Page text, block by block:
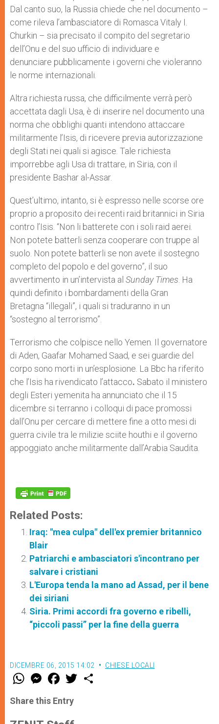
Dal canto suo, la Russia chiede che nel documento –
come rileva l’ambasciatore di Romasca Vitaly I.
Churkin – sia precisato il compito del segretario
dell’Onu e del suo ufficio di individuare e
denunciare pubblicamente i governi che violeranno
le norme internazionali.
Altra richiesta russa, che difficilmente verrà però
accettata dagli Usa, è di inserire nel documento una
norma che obblighi quanti intendono attaccare
militarmente l’Isis, di ricevere previa autorizzazione
degli Stati nei quali si agisce. Tale richiesta
imporrebbe agli Usa di trattare, in Siria, con il
presidente Bashar al-Assar.
Quest’ultimo, intanto, si è espresso nelle scorse ore
proprio a proposito dei recenti raid britannici in Siria
contro l’Isis. “Non li batterete con i soli raid aerei.
Non potete batterli senza cooperare con truppe al
suolo. Non potete batterli se non avete il sostegno
completo del popolo e del governo”, il suo
avvertimento in un’intervista al Sunday Times . Ha
quindi definito i bombardamenti della Gran
Bretagna “illegali”, i quali si traduranno in un
“sostegno al terrorismo”.
Terrorismo che colpisce nello Yemen. Il governatore
di Aden, Gaafar Mohamed Saad, e sei guardie del
corpo sono morti in un’esplosione. La Bbc ha riferito
che l’Isis ha rivendicato l’attacco​. Sabato il ministero
degli Esteri yemenita ha annunciato che il 15
dicembre si terranno i colloqui di pace promossi
dall’Onu per cercare di mettere fine a otto mesi di
guerra civile tra le milizie sciite houthi e il governo
appoggiato anche militarmente dall’Arabia Saudita.
Related Posts:
Iraq: "mea culpa" dell'ex premier britannico
Blair
Patriarchi e ambasciatori s'incontrano per
salvare i cristiani
L'Europa tenda la mano ad Assad, per il bene
dei siriani
Siria. Primi accordi fra governo e ribelli,
“piccoli passi” per la fine della guerra
DICEMBRE 06, 2015 14:02 CHIESE LOCALI
W
t
s
p
M
e
s
e
g
F
a
e
b
o
w
Share this Entry